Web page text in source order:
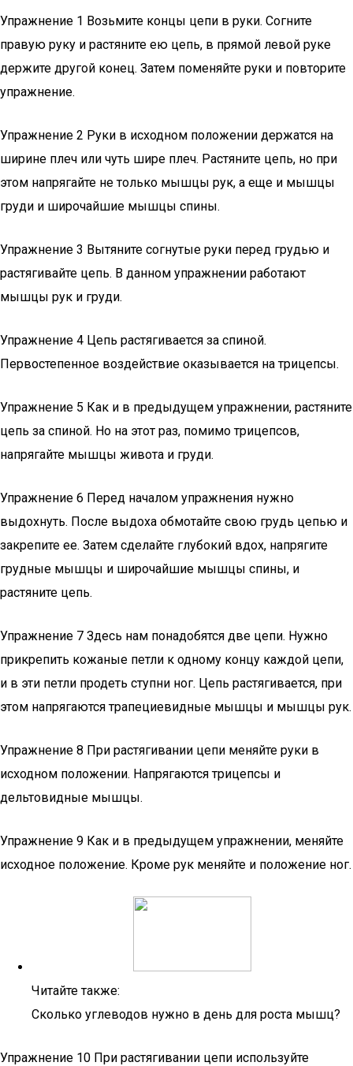
Упражнение 1 Возьмите концы цепи в руки. Согните
правую руку и растяните ею цепь, в прямой левой руке
держите другой конец. Затем поменяйте руки и повторите
упражнение.
Упражнение 2 Руки в исходном положении держатся на
ширине плеч или чуть шире плеч. Растяните цепь, но при
этом напрягайте не только мышцы рук, а еще и мышцы
груди и широчайшие мышцы спины.
Упражнение 3 Вытяните согнутые руки перед грудью и
растягивайте цепь. В данном упражнении работают
мышцы рук и груди.
Упражнение 4 Цепь растягивается за спиной.
Первостепенное воздействие оказывается на трицепсы.
Упражнение 5 Как и в предыдущем упражнении, растяните
цепь за спиной. Но на этот раз, помимо трицепсов,
напрягайте мышцы живота и груди.
Упражнение 6 Перед началом упражнения нужно
выдохнуть. После выдоха обмотайте свою грудь цепью и
закрепите ее. Затем сделайте глубокий вдох, напрягите
грудные мышцы и широчайшие мышцы спины, и
растяните цепь.
Упражнение 7 Здесь нам понадобятся две цепи. Нужно
прикрепить кожаные петли к одному концу каждой цепи,
и в эти петли продеть ступни ног. Цепь растягивается, при
этом напрягаются трапециевидные мышцы и мышцы рук.
Упражнение 8 При растягивании цепи меняйте руки в
исходном положении. Напрягаются трицепсы и
дельтовидные мышцы.
Упражнение 9 Как и в предыдущем упражнении, меняйте
исходное положение. Кроме рук меняйте и положение ног.
Читайте также:
Сколько углеводов нужно в день для роста мышц?
Упражнение 10 При растягивании цепи используйте